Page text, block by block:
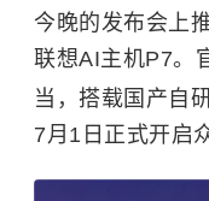
今晚的发布会上
联想AI主机P7。
当，搭载国产自
7月1日正式开启